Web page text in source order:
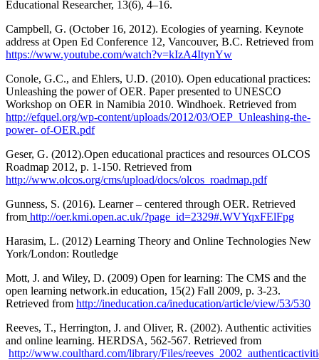
Educational Researcher, 13(6), 4–16.
Campbell, G. (October 16, 2012). Ecologies of yearning. Keynote
address at Open Ed Conference 12, Vancouver, B.C. Retrieved from
https://www.youtube.com/watch?v=kIzA4ItynYw
Conole, G.C., and Ehlers, U.D. (2010). Open educational practices:
Unleashing the power of OER. Paper presented to UNESCO
Workshop on OER in Namibia 2010. Windhoek. Retrieved from
http://efquel.org/wp-content/uploads/2012/03/OEP_Unleashing-the-
power- of-OER.pdf
Geser, G. (2012).Open educational practices and resources OLCOS
Roadmap 2012, p. 1-150. Retrieved from
http://www.olcos.org/cms/upload/docs/olcos_roadmap.pdf
Gunness, S. (2016). Learner – centered through OER. Retrieved
from http://oer.kmi.open.ac.uk/?page_id=2329#.WVYqxFElFpg
Harasim, L. (2012) Learning Theory and Online Technologies New
York/London: Routledge
Mott, J. and Wiley, D. (2009) Open for learning: The CMS and the
open learning network.in education, 15(2) Fall 2009, p. 3-23.
Retrieved from http://ineducation.ca/ineducation/article/view/53/530
Reeves, T., Herrington, J. and Oliver, R. (2002). Authentic activities
and online learning. HERDSA, 562-567. Retrieved from
http://www.coulthard.com/library/Files/